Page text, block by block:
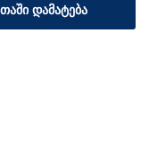
ᲓᲐᲛᲐᲢᲔᲑᲐ